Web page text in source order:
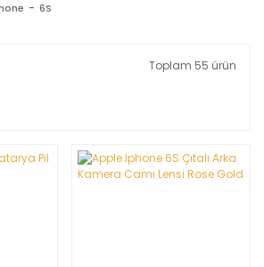
6S
Toplam 55 ürün